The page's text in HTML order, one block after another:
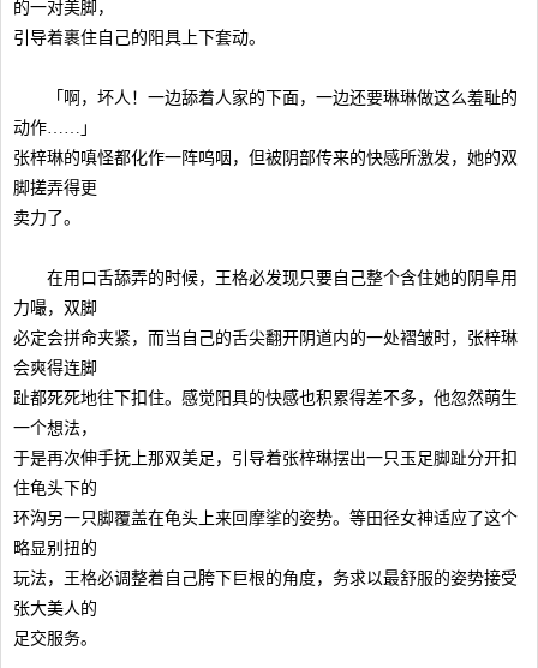
的一对美脚，
引导着裹住自己的阳具上下套动。
「啊，坏人！一边舔着人家的下面，一边还要琳琳做这么羞耻的
动作……」
张梓琳的嗔怪都化作一阵呜咽，但被阴部传来的快感所激发，她的双
脚搓弄得更
卖力了。
在用口舌舔弄的时候，王格必发现只要自己整个含住她的阴阜用
力嘬，双脚
必定会拼命夹紧，而当自己的舌尖翻开阴道内的一处褶皱时，张梓琳
会爽得连脚
趾都死死地往下扣住。感觉阳具的快感也积累得差不多，他忽然萌生
一个想法，
于是再次伸手抚上那双美足，引导着张梓琳摆出一只玉足脚趾分开扣
住龟头下的
环沟另一只脚覆盖在龟头上来回摩挲的姿势。等田径女神适应了这个
略显别扭的
玩法，王格必调整着自己胯下巨根的角度，务求以最舒服的姿势接受
张大美人的
足交服务。